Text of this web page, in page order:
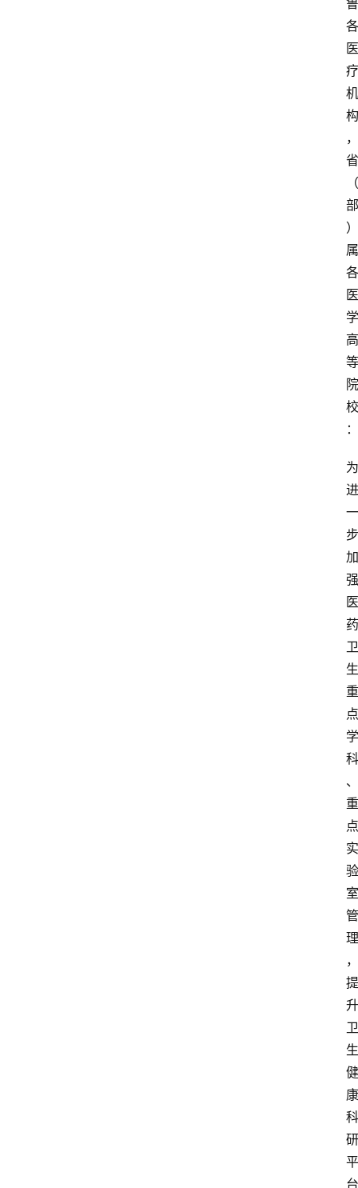
鲁
各
医
疗
机
构
，
省
（
部
）
属
各
医
学
高
等
院
校
：
为
进
一
步
加
强
医
药
卫
生
重
点
学
科
、
重
点
实
验
室
管
理
，
提
升
卫
生
健
康
科
研
平
台